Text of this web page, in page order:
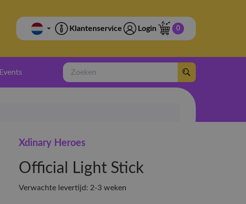
Klantenservice Login 0
Events
Zoeken
Xdinary Heroes
Official Light Stick
Verwachte levertijd: 2-3 weken